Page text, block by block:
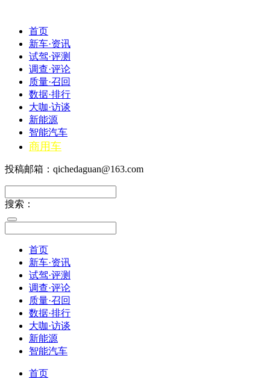
首页
新车·资讯
试驾·评测
调查·评论
质量·召回
数据·排行
大咖·访谈
新能源
智能汽车
商用车
投稿邮箱：qichedaguan@163.com
搜索：
首页
新车·资讯
试驾·评测
调查·评论
质量·召回
数据·排行
大咖·访谈
新能源
智能汽车
首页